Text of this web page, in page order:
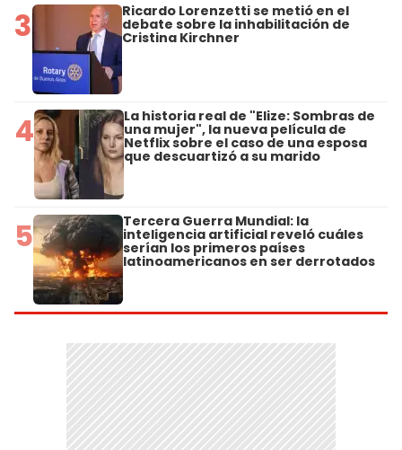
3 Ricardo Lorenzetti se metió en el
debate sobre la inhabilitación de
Cristina Kirchner
4 La historia real de "Elize: Sombras de
una mujer", la nueva película de
Netflix sobre el caso de una esposa
que descuartizó a su marido
5 Tercera Guerra Mundial: la
inteligencia artificial reveló cuáles
serían los primeros países
latinoamericanos en ser derrotados